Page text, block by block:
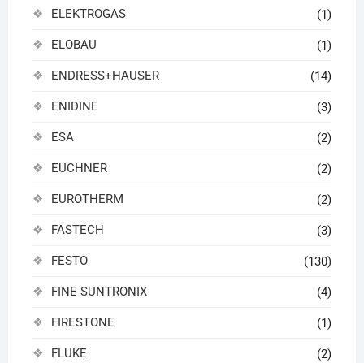
ELEKTROGAS (1)
ELOBAU (1)
ENDRESS+HAUSER (14)
ENIDINE (3)
ESA (2)
EUCHNER (2)
EUROTHERM (2)
FASTECH (3)
FESTO (130)
FINE SUNTRONIX (4)
FIRESTONE (1)
FLUKE (2)